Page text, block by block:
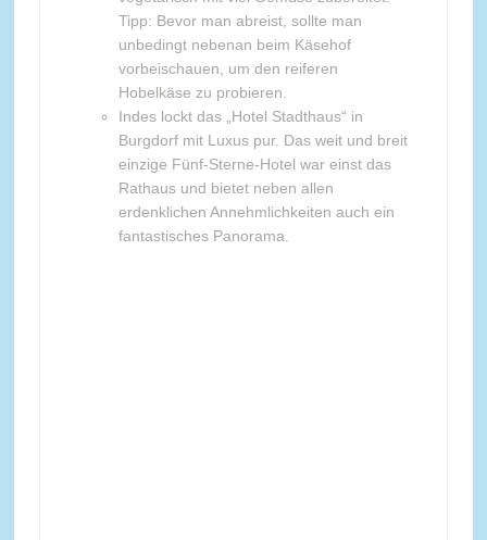
Tipp: Bevor man abreist, sollte man
unbedingt nebenan beim Käsehof
vorbeischauen, um den reiferen
Hobelkäse zu probieren.
Indes lockt das „Hotel Stadthaus“ in
Burgdorf mit Luxus pur. Das weit und breit
einzige Fünf-Sterne-Hotel war einst das
Rathaus und bietet neben allen
erdenklichen Annehmlichkeiten auch ein
fantastisches Panorama.